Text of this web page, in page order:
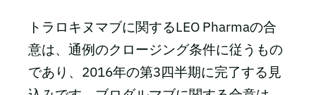
トラロキヌマブに関するLEO Pharmaの合
意は、通例のクロージング条件に従うもの
であり、2016年の第3四半期に完了する見